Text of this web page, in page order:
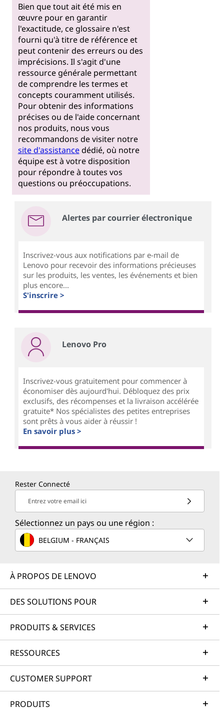
Bien que tout ait été mis en
œuvre pour en garantir
l'exactitude, ce glossaire n'est
fourni qu'à titre de référence et
peut contenir des erreurs ou des
imprécisions. Il s'agit d'une
ressource générale permettant
de comprendre les termes et
concepts couramment utilisés.
Pour obtenir des informations
précises ou de l'aide concernant
nos produits, nous vous
recommandons de visiter notre
site d'assistancedédié, où notre
équipe est à votre disposition
pour répondre à toutes vos
questions ou préoccupations.
Alertes par courrier électronique
Inscrivez-vous aux notifications par e-mail de
Lenovo pour recevoir des informations précieuses
sur les produits, les ventes, les événements et bien
plus encore...
S'inscrire >
Lenovo Pro
Inscrivez-vous gratuitement pour commencer à
économiser dès aujourd'hui. Débloquez des prix
exclusifs, des récompenses et la livraison accélérée
gratuite* Nos spécialistes des petites entreprises
sont prêts à vous aider à réussir !
En savoir plus >
Rester Connecté
Entrez votre email ici
Sélectionnez un pays ou une région :
BELGIUM - FRANÇAIS
À PROPOS DE LENOVO
DES SOLUTIONS POUR
PRODUITS & SERVICES
RESSOURCES
CUSTOMER SUPPORT
PRODUITS